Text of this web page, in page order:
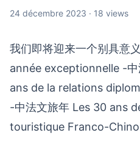
24 décembre 2023 · 18 views
我们即将迎来一个别具意
année exceptionnelle -
ans de la relations
-中法文旅年 Les 30 ans
touristique Franco-